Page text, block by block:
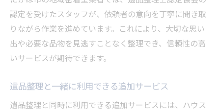
認定を受けたスタッフが、依頼者の意向を丁寧に聞き取
りながら作業を進めています。これにより、大切な思い
出や必要な品物を見逃すことなく整理でき、信頼性の高
いサービスが期待できます。
遺品整理と一緒に利用できる追加サービス
遺品整理と同時に利用できる追加サービスには、ハウス